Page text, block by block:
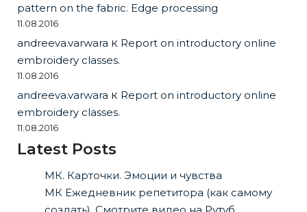
pattern on the fabric. Edge processing
11.08.2016
andreeva.varwara к Report on introductory online
embroidery classes.
11.08.2016
andreeva.varwara к Report on introductory online
embroidery classes.
11.08.2016
Latest Posts
МК. Карточки. Эмоции и чувства
МК Ежедневник репетитора (как самому